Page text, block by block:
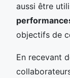
aussi être
objectifs de
En recevant